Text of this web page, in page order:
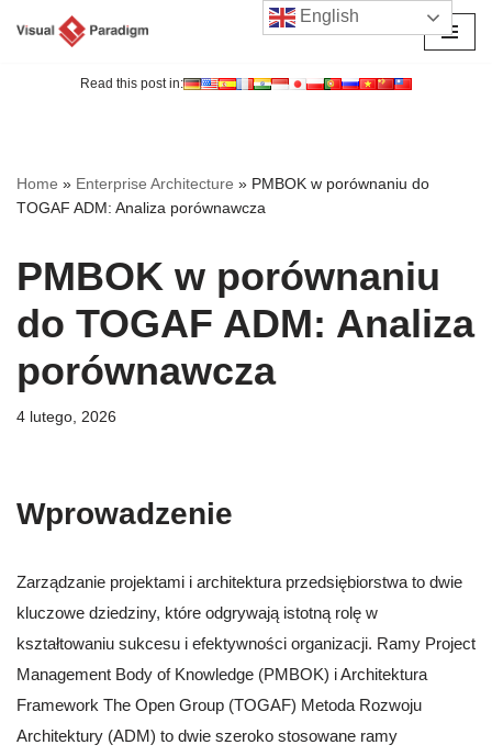
Read this post in:
Home » Enterprise Architecture » PMBOK w porównaniu do
TOGAF ADM: Analiza porównawcza
PMBOK w porównaniu
do TOGAF ADM: Analiza
porównawcza
4 lutego, 2026
Wprowadzenie
Zarządzanie projektami i architektura przedsiębiorstwa to dwie
kluczowe dziedziny, które odgrywają istotną rolę w
kształtowaniu sukcesu i efektywności organizacji. Ramy Project
Management Body of Knowledge (PMBOK) i Architektura
Framework The Open Group (TOGAF) Metoda Rozwoju
Architektury (ADM) to dwie szeroko stosowane ramy
English